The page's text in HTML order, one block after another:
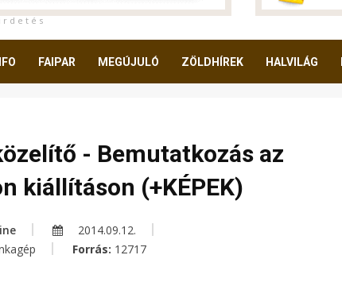
r d e t é s
FAIPAR MEGÚJULÓ ZÖLDHÍREK HALVILÁG
- Bemutatkozás az
kiállításon (+KÉPEK)
2014.09.12.
Forrás: 12717